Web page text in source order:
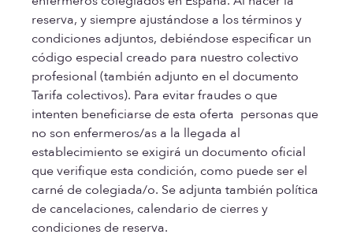
reserva, y siempre ajustándose a los términos y
condiciones adjuntos, debiéndose especificar un
código especial creado para nuestro colectivo
profesional (también adjunto en el documento
Tarifa colectivos). Para evitar fraudes o que
intenten beneficiarse de esta oferta personas que
no son enfermeros/as a la llegada al
establecimiento se exigirá un documento oficial
que verifique esta condición, como puede ser el
carné de colegiada/o. Se adjunta también política
de cancelaciones, calendario de cierres y
condiciones de reserva.